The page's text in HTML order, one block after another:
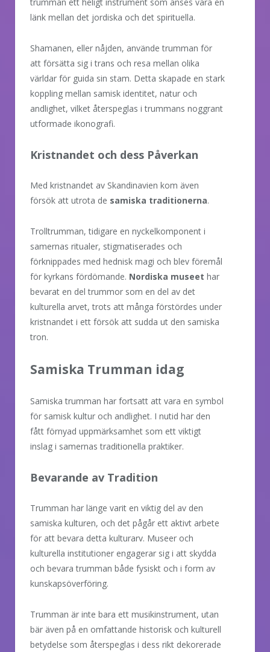
länk mellan det jordiska och det spirituella.
Shamanen, eller nåjden, använde trumman för
att försätta sig i trans och resa mellan olika
världar för guida sin stam. Detta skapade en stark
koppling mellan samisk identitet, natur och
andlighet, vilket återspeglas i trummans noggrant
utformade ikonografi.
Kristnandet och dess Påverkan
Med kristnandet av Skandinavien kom även
försök att utrota de samiska traditionerna.
Trolltrumman, tidigare en nyckelkomponent i
samernas ritualer, stigmatiserades och
förknippades med hednisk magi och blev föremål
för kyrkans fördömande. Nordiska museet har
bevarat en del trummor som en del av det
kulturella arvet, trots att många förstördes under
kristnandet i ett försök att sudda ut den samiska
tron.
Samiska Trumman idag
Samiska trumman har fortsatt att vara en symbol
för samisk kultur och andlighet. I nutid har den
fått förnyad uppmärksamhet som ett viktigt
inslag i samernas traditionella praktiker.
Bevarande av Tradition
Trumman har länge varit en viktig del av den
samiska kulturen, och det pågår ett aktivt arbete
för att bevara detta kulturarv. Museer och
kulturella institutioner engagerar sig i att skydda
och bevara trumman både fysiskt och i form av
kunskapsöverföring.
Trumman är inte bara ett musikinstrument, utan
bär även på en omfattande historisk och kulturell
betydelse som återspeglas i dess rikt dekorerade